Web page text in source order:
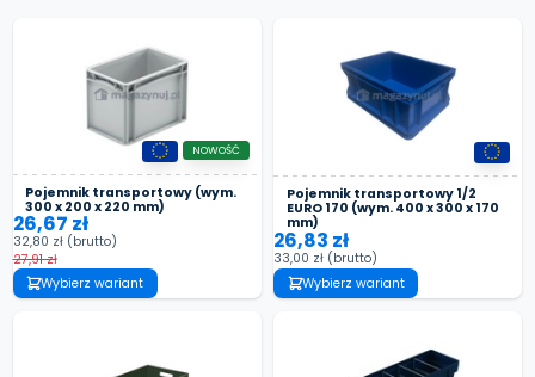
Pojemnik transportowy (wym.
300 x 200 x 220 mm)
NOWOŚĆ
26,67 zł
32,80 zł (brutto)
27,91 zł
Wybierz wariant
Pojemnik transportowy 1/2
EURO 170 (wym. 400 x 300 x 170
mm)
26,83 zł
33,00 zł (brutto)
Wybierz wariant